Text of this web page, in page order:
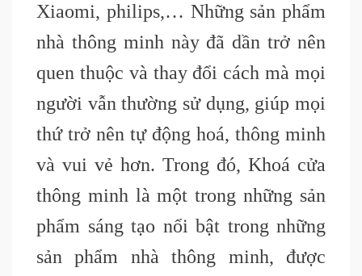
Xiaomi, philips,… Những sản phẩm
nhà thông minh này đã dần trở nên
quen thuộc và thay đổi cách mà mọi
người vẫn thường sử dụng, giúp mọi
thứ trở nên tự động hoá, thông minh
và vui vẻ hơn. Trong đó, Khoá cửa
thông minh là một trong những sản
phẩm sáng tạo nổi bật trong những
sản phẩm nhà thông minh, được